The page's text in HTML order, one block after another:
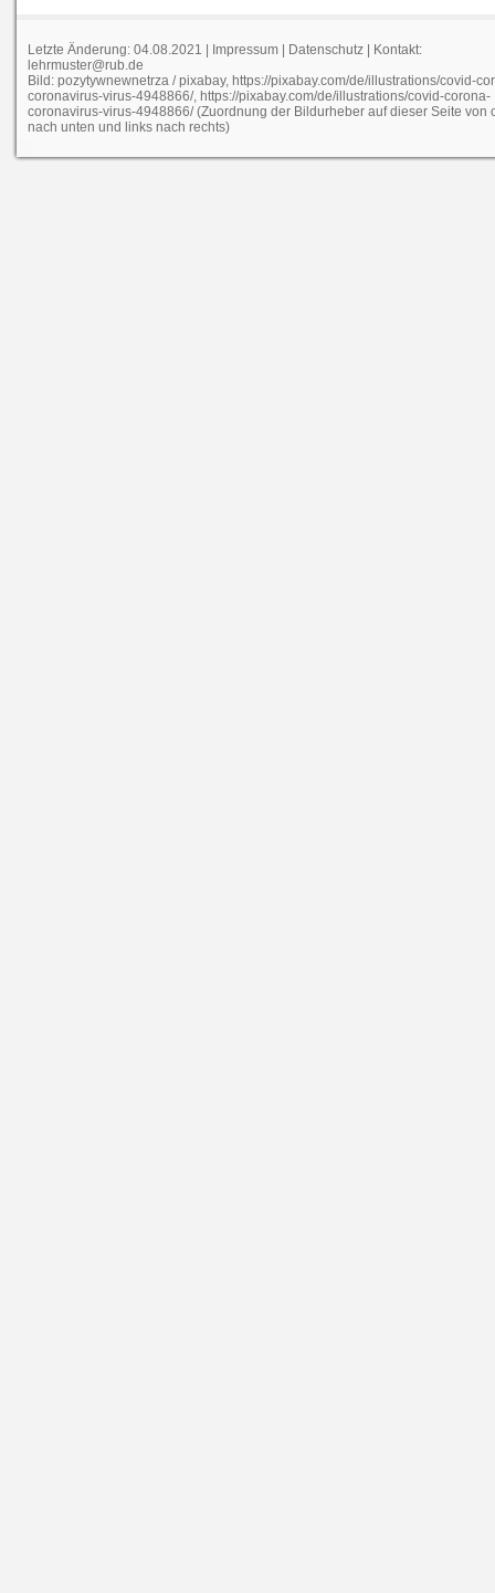
Letzte Änderung: 04.08.2021 | Impressum | Datenschutz | Kontakt:
lehrmuster@rub.de
Bild: pozytywnewnetrza / pixabay, https://pixabay.com/de/illustrations/covid-
coronavirus-virus-4948866/, https://pixabay.com/de/illustrations/covid-corona-
coronavirus-virus-4948866/ (Zuordnung der Bildurheber auf dieser Seite von
nach unten und links nach rechts)